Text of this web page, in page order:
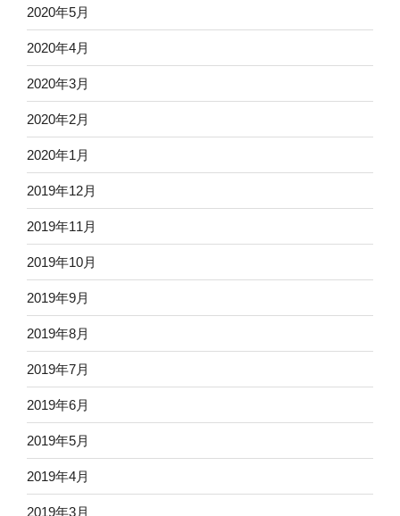
2020年5月
2020年4月
2020年3月
2020年2月
2020年1月
2019年12月
2019年11月
2019年10月
2019年9月
2019年8月
2019年7月
2019年6月
2019年5月
2019年4月
2019年3月